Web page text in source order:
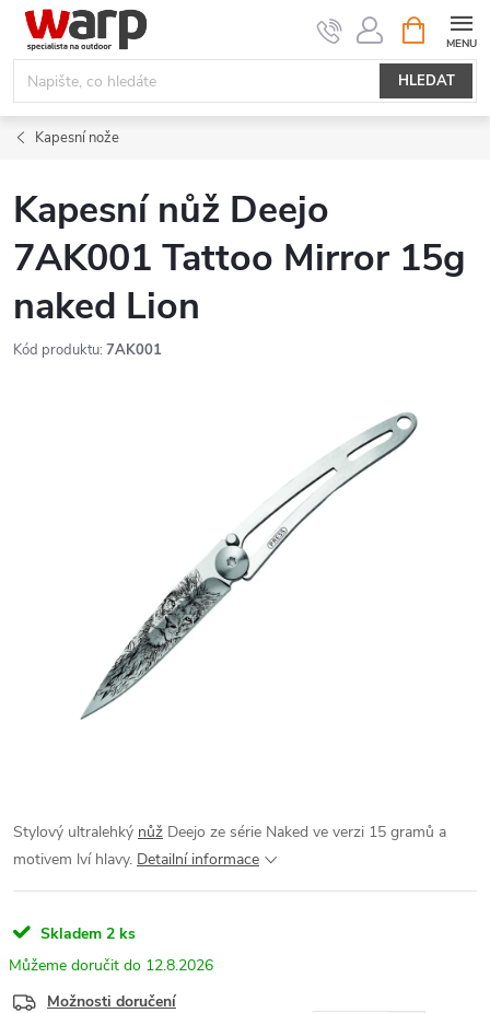
Přejít
obsah
HLEDAT
NÁKUPNÍ
KOŠÍK
Kapesní nože
Kapesní nůž Deejo
7AK001 Tattoo Mirror 15g
naked Lion
Kód produktu: 7AK001
Stylový ultralehký nůž Deejo ze série Naked ve verzi 15 gramů a
motivem lví hlavy. Detailní informace
Skladem 2 ks
12.8.2026
Možnosti doručení